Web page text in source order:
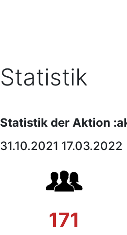
Statistik
Statistik der Aktion
31.10.2021 17.03.2022
171